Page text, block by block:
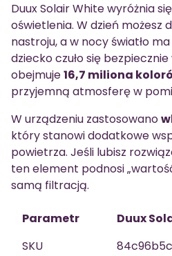
Duux Solair White wyróżnia
oświetlenia. W dzień możesz
nastroju, a w nocy światło
dziecko czuło się
obejmuje16,7 miliona
przyjemną atmosferę w
W urządzeniu zastosowano
który stanowi dodatkowe
powietrza. Jeśli lubisz
ten element podnosi
samą filtracją.
Parametr
Duux
SKU